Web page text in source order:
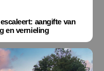
aangifte van
en vernieling